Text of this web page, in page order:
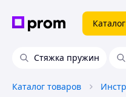
Каталог
Стяжка пружин
Каталог товаров